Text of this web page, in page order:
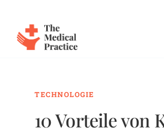
TECHNOLOGIE
10 Vorteile von